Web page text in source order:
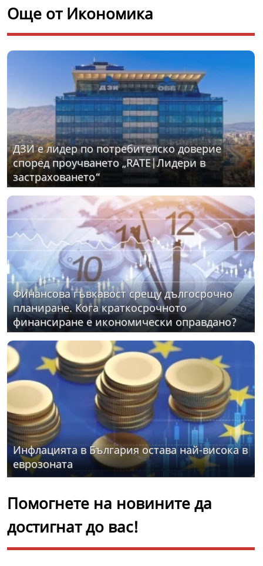
Още от Икономика
ДЗИ е лидер по потребителско доверие
според проучването „RATE|Лидери в
застраховането“
Финансова гъвкавост срещу дългосрочно
планиране. Кога краткосрочното
финансиране е икономически оправдано?
Инфлацията в България остава най-висока в
еврозоната
Помогнете на новините да
достигнат до вас!